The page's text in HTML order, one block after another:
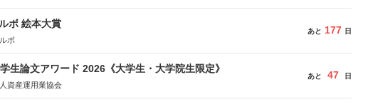
ボ 絵本大賞
ボ
あと 177 日
生論文アワード 2026《大学生・大学院生限定》
資産運用業協会
あと 47 日